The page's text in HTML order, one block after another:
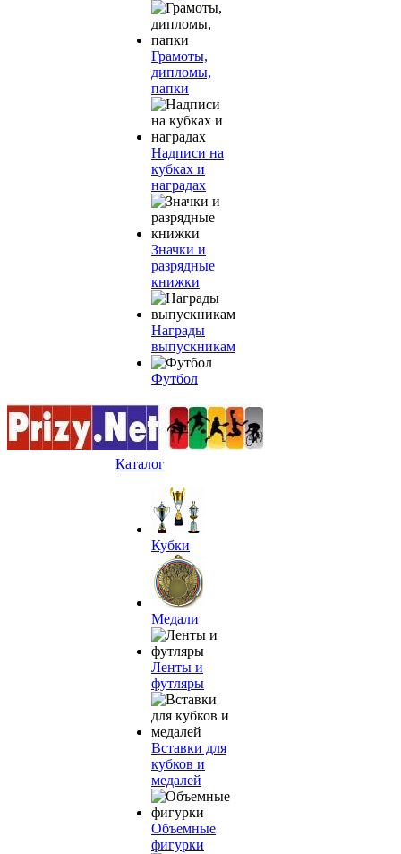
Грамоты,
дипломы,
папки
Надписи на
кубках и
наградах
Значки и
разрядные
книжки
Награды
выпускникам
Футбол
Каталог
Кубки
Медали
Ленты и
футляры
Вставки для
кубков и
медалей
Объемные
фигурки